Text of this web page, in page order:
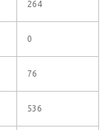
264
0
76
536